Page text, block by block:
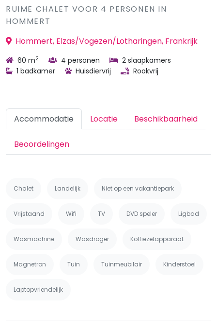
RUIME CHALET VOOR 4 PERSONEN IN
HOMMERT
Hommert, Elzas/Vogezen/Lotharingen, Frankrijk
60 m2 4 personen
2 slaapkamers
1 badkamer
Huisdiervrij Rookvrij
Accommodatie Locatie Beschikbaarheid
Beoordelingen
Chalet Landelijk Niet op een vakantiepark
Vrijstaand Wifi TV DVD speler Ligbad
Wasmachine Wasdroger Koffiezetapparaat
Magnetron Tuin Tuinmeubilair Kinderstoel
Laptopvriendelijk